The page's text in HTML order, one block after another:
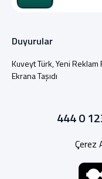
Duyurular
Kuveyt Türk, Yeni Reklam
Ekrana Taşıdı
444 0
Çerez